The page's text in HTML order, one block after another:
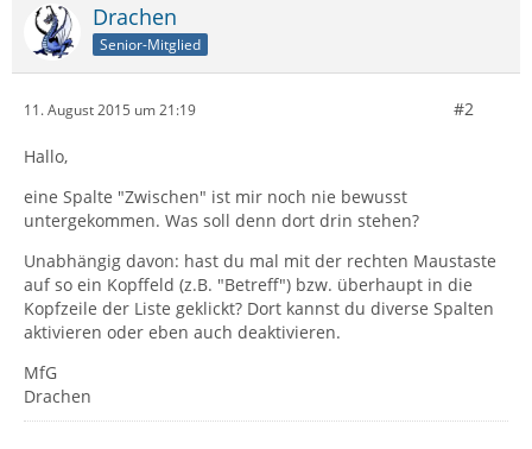
Drachen
Senior-Mitglied
11. August 2015 um 21:19 #2
Hallo,
eine Spalte "Zwischen" ist mir noch nie bewusst
untergekommen. Was soll denn dort drin stehen?
Unabhängig davon: hast du mal mit der rechten Maustaste
auf so ein Kopffeld (z.B. "Betreff") bzw. überhaupt in die
Kopfzeile der Liste geklickt? Dort kannst du diverse Spalten
aktivieren oder eben auch deaktivieren.
MfG
Drachen